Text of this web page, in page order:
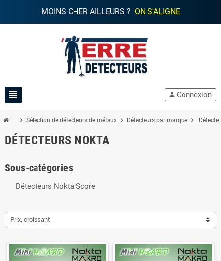
MOINS CHER AILLEURS ? ON S'ALIGNE
view_headline person Connexion
chevron_right Sélection de détecteurs de métaux chevron_right Détecteurs par marque chevron_right
DÉTECTEURS NOKTA
Sous-catégories
Détecteurs Nokta Score
Prix, croissant